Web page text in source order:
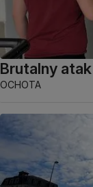
Brutalny
OCHOTA